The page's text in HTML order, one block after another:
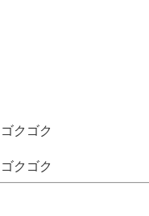
ゴクゴク
ゴクゴク